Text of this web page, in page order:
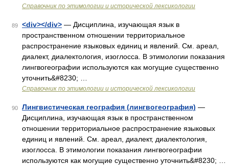
Справочник по этимологии и исторической лексикологии
89 <div></div> — Дисциплина, изучающая язык в
пространственном отношении территориальное
распространение языковых единиц и явлений. См. ареал,
диалект, диалектология, изоглосса. В этимологии показания
лингвогеографии используются как могущие существенно
уточнить&#8230; …
Справочник по этимологии и исторической лексикологии
90 Лингвистическая география (лингвогеография) —
Дисциплина, изучающая язык в пространственном
отношении территориальное распространение языковых
единиц и явлений. См. ареал, диалект, диалектология,
изоглосса. В этимологии показания лингвогеографии
используются как могущие существенно уточнить&#8230; …